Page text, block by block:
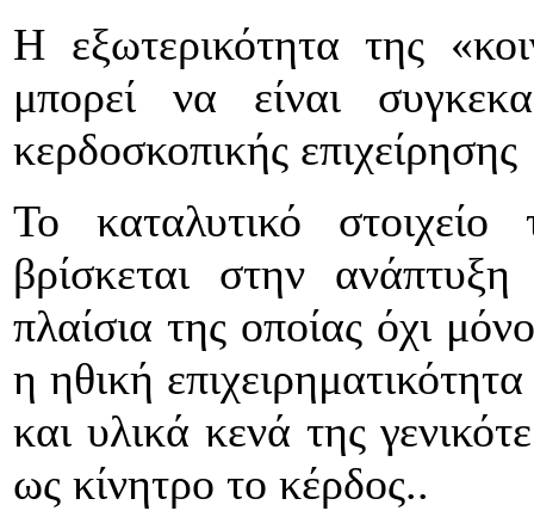
Η εξωτερικότητα της
μπορεί να είναι
κερδοσκοπικής επιχείρησης
Το καταλυτικό στοιχείο
βρίσκεται στην
πλαίσια της οποίας όχι
η ηθική
και υλικά κενά της
ως κίνητρο το κέρδος..